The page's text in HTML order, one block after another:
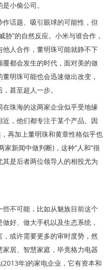
小偷公司。
话题、吸引眼球的可能性，但
胁”的自然反应。小米与谁合作，
人合作，董明珠可能就静不下
都会发生的时代，面对美的做
明珠可能也会迅速做出改变，
甚至超人一步。
珠海的这两家企业似乎受地缘
，他们都专注于某个产品。因
再加上董明珠和黄章性格似乎也
新闻中做判断)，这种“人和”很
是后者两位领导人的相投尤为
不可能，比如从魅族目前这个
好、做大手机以及生态系统，
或许需要更多的审时度势，然
居、智慧家庭，毕竟格力电器
年)的家电企业，它有资本和